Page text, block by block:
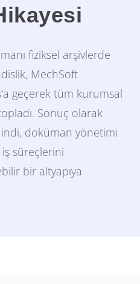
fiziksel arşivlerde
MechSoft
geçerek tüm kurumsal
Sonuç olarak
doküman yönetimi
süreçlerini
bir altyapıya